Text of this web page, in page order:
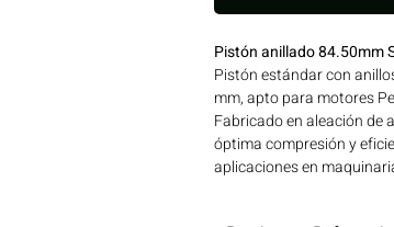
Pistón anillado 84.50mm
Pistón estándar con
mm, apto para motores
Fabricado en aleación de
óptima compresión y
aplicaciones en